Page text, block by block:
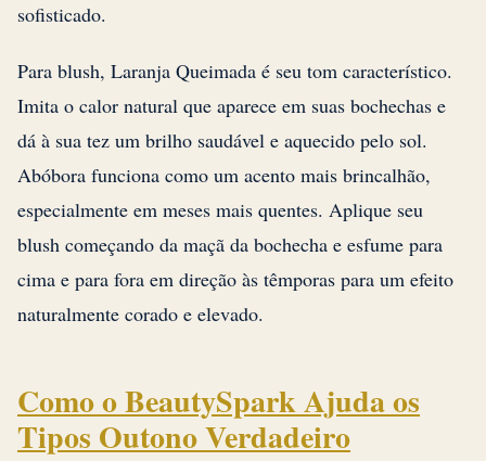
sofisticado.
Para blush, Laranja Queimada é seu tom característico.
Imita o calor natural que aparece em suas bochechas e
dá à sua tez um brilho saudável e aquecido pelo sol.
Abóbora funciona como um acento mais brincalhão,
especialmente em meses mais quentes. Aplique seu
blush começando da maçã da bochecha e esfume para
cima e para fora em direção às têmporas para um efeito
naturalmente corado e elevado.
Como o BeautySpark Ajuda os
Tipos Outono Verdadeiro